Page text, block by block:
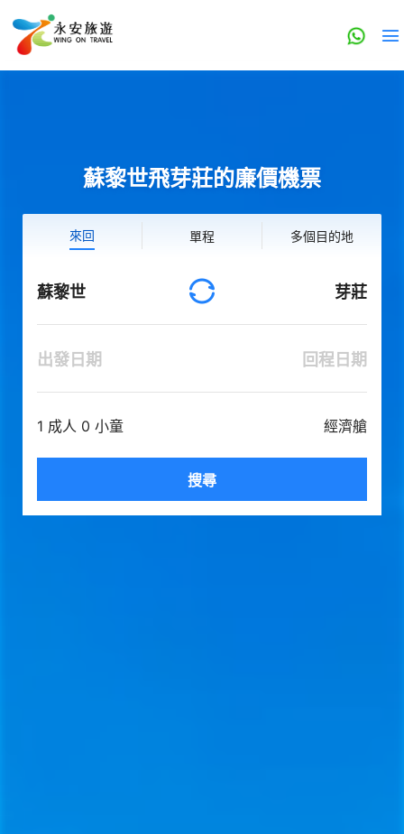
蘇黎世飛芽莊的廉價機票
來回 單程 多個目的地
蘇黎世 芽莊
出發日期 回程日期
1 成人 0 小童 經濟艙
搜尋